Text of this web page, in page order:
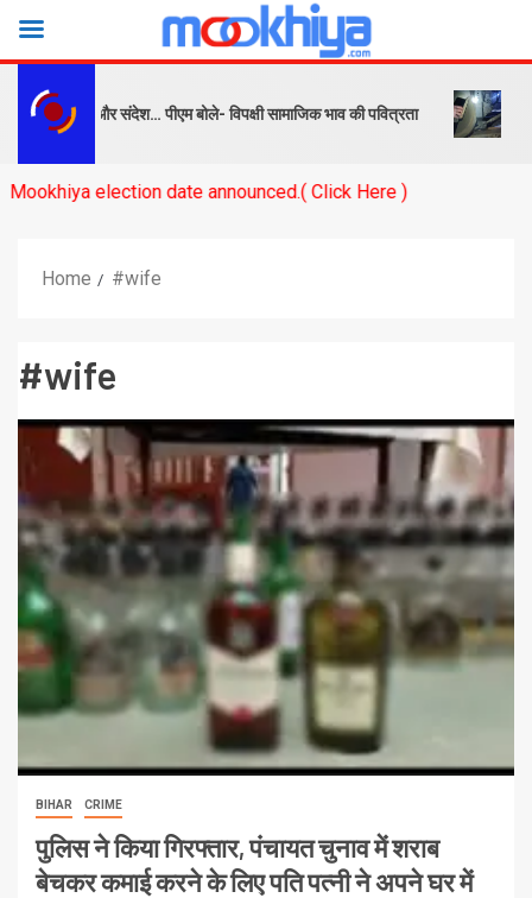
को सबक और संदेश… पीएम बोले- विपक्षी सामाजिक भाव की पवित्रता
election date announced.( Click Here )
Home #wife
#wife
BIHAR CRIME
पुलिस ने किया गिरफ्तार, पंचायत चुनाव में शराब
बेचकर कमाई करने के लिए पति पत्नी ने अपने घर में